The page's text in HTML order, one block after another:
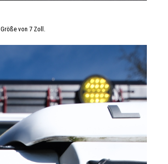
von 7 Zoll.